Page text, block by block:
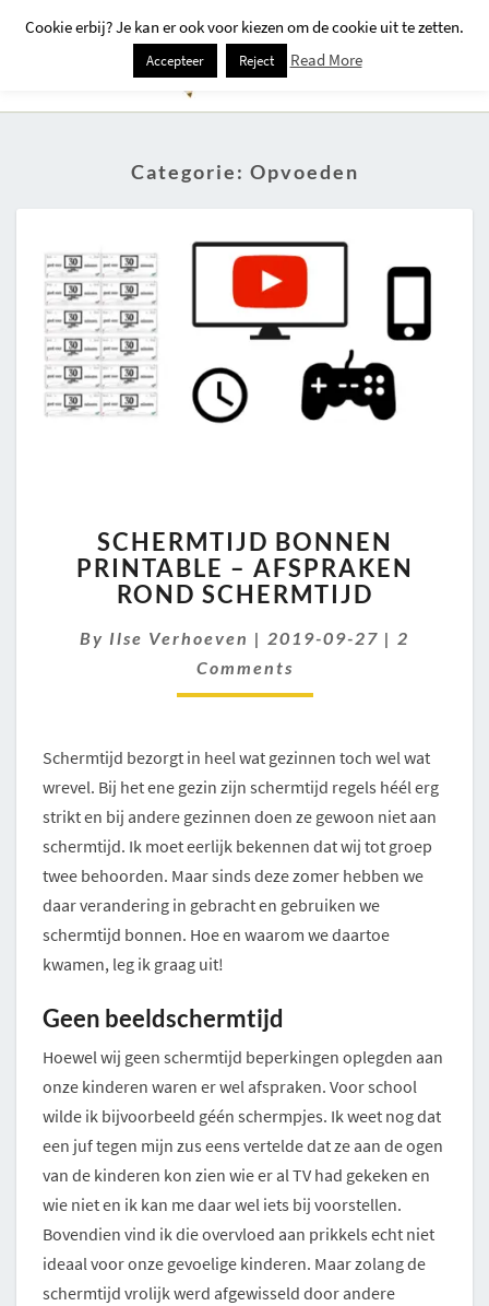
Categorie: Opvoeden
BONNEN
PRINTABLE
–
ROND
SCHERMTIJD
SCHERMTIJD BONNEN
PRINTABLE – AFSPRAKEN
ROND SCHERMTIJD
By Ilse Verhoeven | 2019-09-27 | 2
Comments
Schermtijd bezorgt in heel wat gezinnen toch wel wat
wrevel. Bij het ene gezin zijn schermtijd regels héél erg
strikt en bij andere gezinnen doen ze gewoon niet aan
schermtijd. Ik moet eerlijk bekennen dat wij tot groep
twee behoorden. Maar sinds deze zomer hebben we
daar verandering in gebracht en gebruiken we
schermtijd bonnen. Hoe en waarom we daartoe
kwamen, leg ik graag uit!
Geen beeldschermtijd
Hoewel wij geen schermtijd beperkingen oplegden aan
onze kinderen waren er wel afspraken. Voor school
wilde ik bijvoorbeeld géén schermpjes. Ik weet nog dat
een juf tegen mijn zus eens vertelde dat ze aan de ogen
van de kinderen kon zien wie er al TV had gekeken en
wie niet en ik kan me daar wel iets bij voorstellen.
Bovendien vind ik die overvloed aan prikkels echt niet
ideaal voor onze gevoelige kinderen. Maar zolang de
schermtijd vrolijk werd afgewisseld door andere
Cookie erbij? Je kan er ook voor kiezen om de cookie uit te zetten.
Accepteer Reject Read More